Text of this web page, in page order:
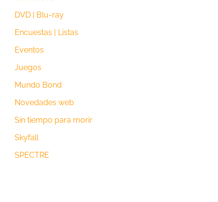
DVD | Blu-ray
Encuestas | Listas
Eventos
Juegos
Mundo Bond
Novedades web
Sin tiempo para morir
Skyfall
SPECTRE